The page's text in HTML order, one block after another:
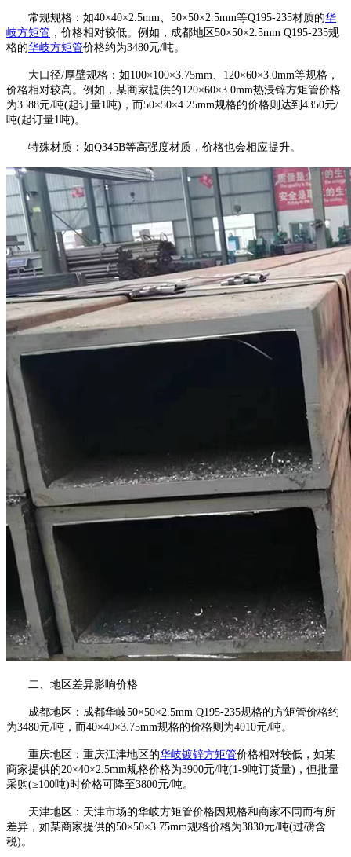
常规规格：如40×40×2.5mm、50×50×2.5mm等Q195-235材质的华
岐方矩管 ，价格相对较低。例如，成都地区50×50×2.5mm Q195-235规
格的华岐方矩管价格约为3480元/吨。
大口径/厚壁规格：如100×100×3.75mm、120×60×3.0mm等规格，
价格相对较高。例如，某商家提供的120×60×3.0mm热浸锌方矩管价格
为3588元/吨(起订量1吨)，而50×50×4.25mm规格的价格则达到4350元/
吨(起订量1吨)。
特殊材质：如Q345B等高强度材质，价格也会相应提升。
二、地区差异影响价格
成都地区：成都华岐50×50×2.5mm Q195-235规格的方矩管价格约
为3480元/吨，而40×40×3.75mm规格的价格则为4010元/吨。
重庆地区：重庆江津地区的华岐镀锌方矩管价格相对较低，如某
商家提供的20×40×2.5mm规格价格为3900元/吨(1-9吨订货量)，但批量
采购(≥100吨)时价格可降至3800元/吨。
天津地区：天津市场的华岐方矩管价格因规格和商家不同而有所
差异，如某商家提供的50×50×3.75mm规格价格为3830元/吨(过磅含
税)。